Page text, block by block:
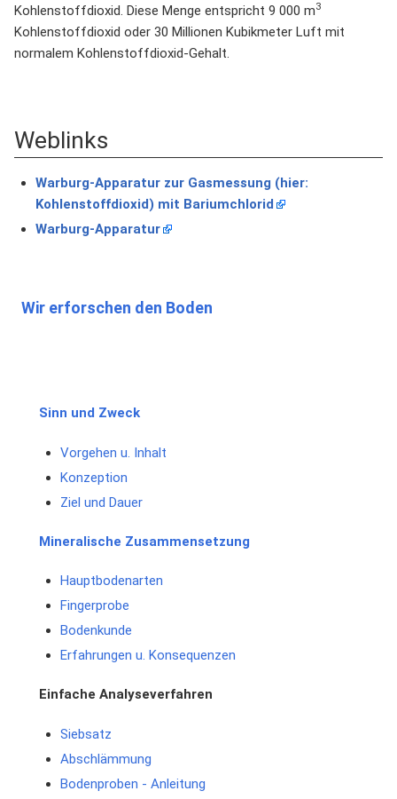
Kohlenstoffdioxid. Diese Menge entspricht 9 000 m3
Kohlenstoffdioxid oder 30 Millionen Kubikmeter Luft mit
normalem Kohlenstoffdioxid-Gehalt.
Weblinks
Warburg-Apparatur zur Gasmessung (hier:
Kohlenstoffdioxid) mit Bariumchlorid
Warburg-Apparatur
Wir erforschen den Boden
Sinn und Zweck
Vorgehen u. Inhalt
Konzeption
Ziel und Dauer
Mineralische Zusammensetzung
Hauptbodenarten
Fingerprobe
Bodenkunde
Erfahrungen u. Konsequenzen
Einfache Analyseverfahren
Siebsatz
Abschlämmung
Bodenproben - Anleitung